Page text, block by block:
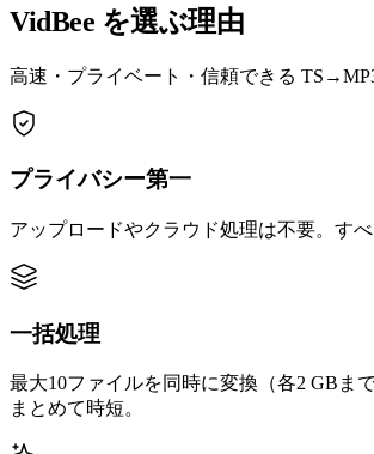
VidBee を選ぶ理由
高速・プライベート・信頼できる
プライバシー第一
アップロードやクラウド処理は不要。すべ
一括処理
最大10ファイルを同時に変換（各2 GBま
まとめて時短。